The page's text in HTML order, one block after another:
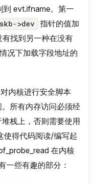
evt.ifname。第一
skb->dev
指针的值加
找到另一种在没有
况下加载字段地址的
内核进行安全脚本
所有内存访问必须经
栈上，否则需要使用
使得代码阅读/编写起
在内核
一些有趣的部分：